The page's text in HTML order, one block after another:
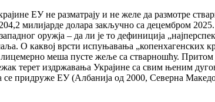
ЕУ не разматрају и не желе да размотре
милијарде долара закључно са децембром
оружја – да ли је то дефиниција
О каквој врсти испуњавања „копенхагенских
меша пусте жеље са стварношћу. Притом
терет издржавања Украјине са свим њеним
се придруже ЕУ (Албанија од 2000, Северна